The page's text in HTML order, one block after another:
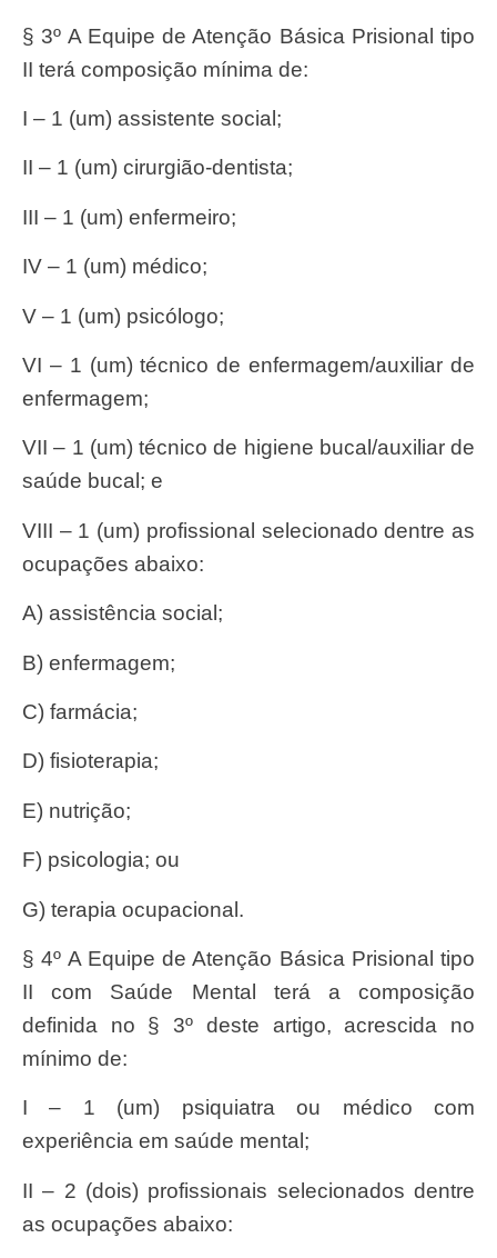
§ 3º A Equipe de Atenção Básica Prisional tipo
II terá composição mínima de:
I – 1 (um) assistente social;
II – 1 (um) cirurgião-dentista;
III – 1 (um) enfermeiro;
IV – 1 (um) médico;
V – 1 (um) psicólogo;
VI – 1 (um) técnico de enfermagem/auxiliar de
enfermagem;
VII – 1 (um) técnico de higiene bucal/auxiliar de
saúde bucal; e
VIII – 1 (um) profissional selecionado dentre as
ocupações abaixo:
a) assistência social;
b) enfermagem;
c) farmácia;
d) fisioterapia;
e) nutrição;
f) psicologia; ou
g) terapia ocupacional.
§ 4º A Equipe de Atenção Básica Prisional tipo
II com Saúde Mental terá a composição
definida no § 3º deste artigo, acrescida no
mínimo de:
I – 1 (um) psiquiatra ou médico com
experiência em saúde mental;
II – 2 (dois) profissionais selecionados dentre
as ocupações abaixo: